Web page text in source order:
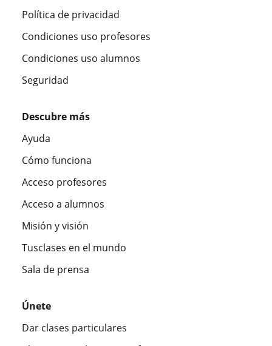
Política de privacidad
Condiciones uso profesores
Condiciones uso alumnos
Seguridad
Descubre más
Ayuda
Cómo funciona
Acceso profesores
Acceso a alumnos
Misión y visión
Tusclases en el mundo
Sala de prensa
Únete
Dar clases particulares